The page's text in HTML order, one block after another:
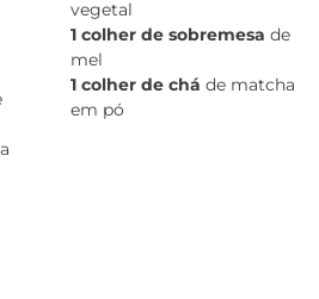
vegetal
1 colher de sobremesa de
mel
1 colher de chá de matcha
em pó